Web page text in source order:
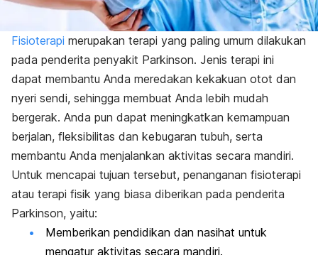
Fisioterapi merupakan terapi yang paling umum dilakukan
pada penderita penyakit Parkinson. Jenis terapi ini
dapat membantu Anda meredakan kekakuan otot dan
nyeri sendi, sehingga membuat Anda lebih mudah
bergerak. Anda pun dapat meningkatkan kemampuan
berjalan, fleksibilitas dan kebugaran tubuh, serta
membantu Anda menjalankan aktivitas secara mandiri.
Untuk mencapai tujuan tersebut, penanganan fisioterapi
atau terapi fisik yang biasa diberikan pada penderita
Parkinson, yaitu:
Memberikan pendidikan dan nasihat untuk
mengatur aktivitas secara mandiri.